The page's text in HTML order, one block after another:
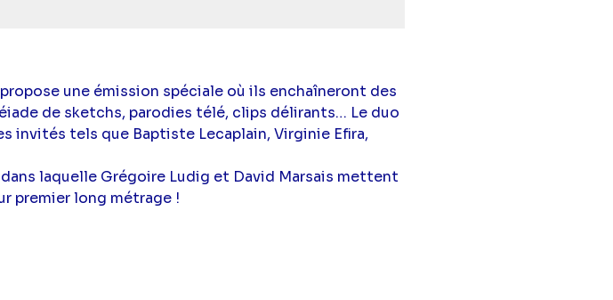
une émission spéciale où ils enchaîneront des
de sketchs, parodies télé, clips délirants… Le duo
invités tels que Baptiste Lecaplain, Virginie Efira,
laquelle Grégoire Ludig et David Marsais mettent
premier long métrage !